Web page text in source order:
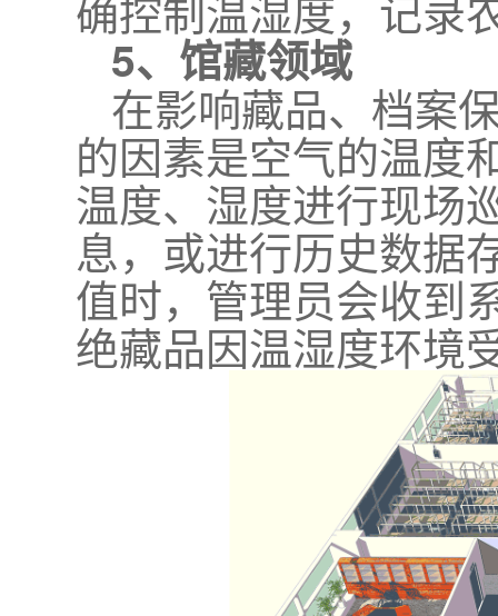
5、馆藏领域
在影响藏品、档案
的因素是空气的温度
温度、湿度进行现场
息，或进行历史数据
值时，管理员会收到
绝藏品因温湿度环境